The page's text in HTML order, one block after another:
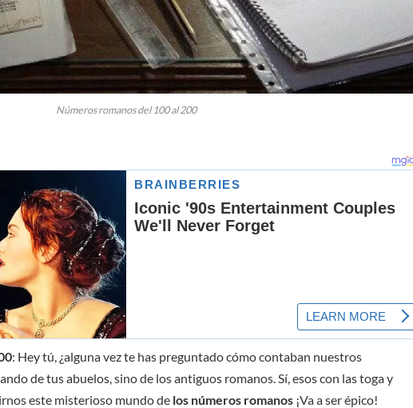
Números romanos del 100 al 200
: Hey tú, ¿alguna vez te has preguntado cómo contaban nuestros
de tus abuelos, sino de los antiguos romanos. Sí, esos con las toga y
este misterioso mundo de los números romanos ¡Va a ser épico!